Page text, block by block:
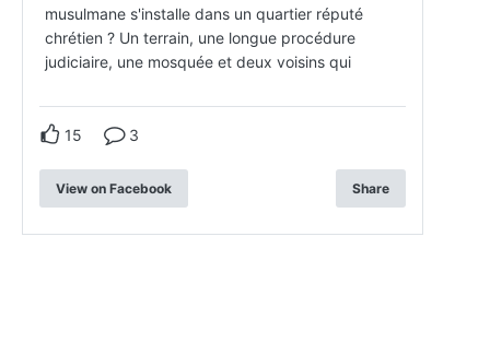
musulmane s'installe dans un quartier réputé
chrétien ? Un terrain, une longue procédure
judiciaire, une mosquée et deux voisins qui
15 3
View on Facebook Share